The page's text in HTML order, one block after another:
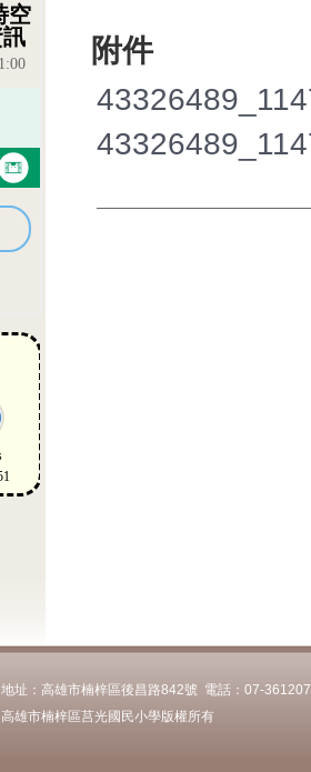
附件
地址：高雄市楠梓區後昌路842號 電話：07-
高雄市楠梓區莒光國民小學版權所有